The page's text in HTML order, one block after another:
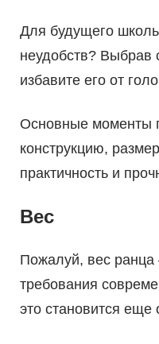
Для будущего
неудобств? Выбрав
избавите его от
Основные моменты
конструкцию,
практичность и
Вес
Пожалуй, вес ранца
требования
это становится